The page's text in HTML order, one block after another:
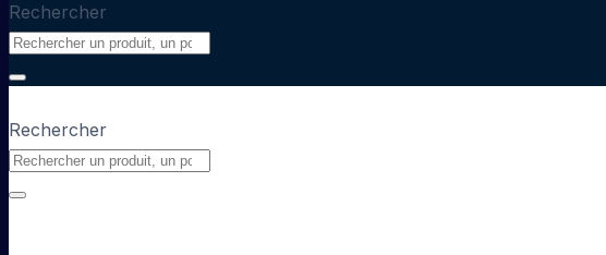
Rechercher
Rechercher